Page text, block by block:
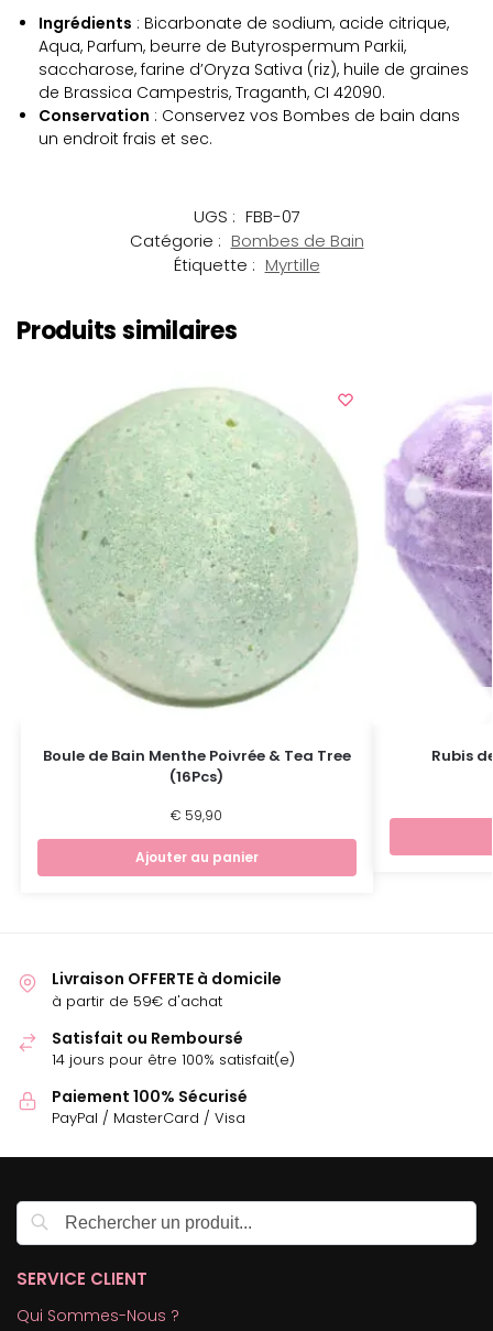
Ingrédients : Bicarbonate de sodium, acide citrique,
Aqua, Parfum, beurre de Butyrospermum Parkii,
saccharose, farine d’Oryza Sativa (riz), huile de graines
de Brassica Campestris, Traganth, CI 42090.
Conservation : Conservez vos Bombes de bain dans
un endroit frais et sec.
UGS : FBB-07
Catégorie : Bombes de Bain
Étiquette : Myrtille
Produits similaires
Boule de Bain Menthe Poivrée & Tea Tree
(16Pcs)
€ 59,90
Ajouter au panier
Rubis
Livraison OFFERTE à domicile
à partir de 59€ d'achat
Satisfait ou Remboursé
14 jours pour être 100% satisfait(e)
Paiement 100% Sécurisé
PayPal / MasterCard / Visa
SERVICE CLIENT
Qui Sommes-Nous ?